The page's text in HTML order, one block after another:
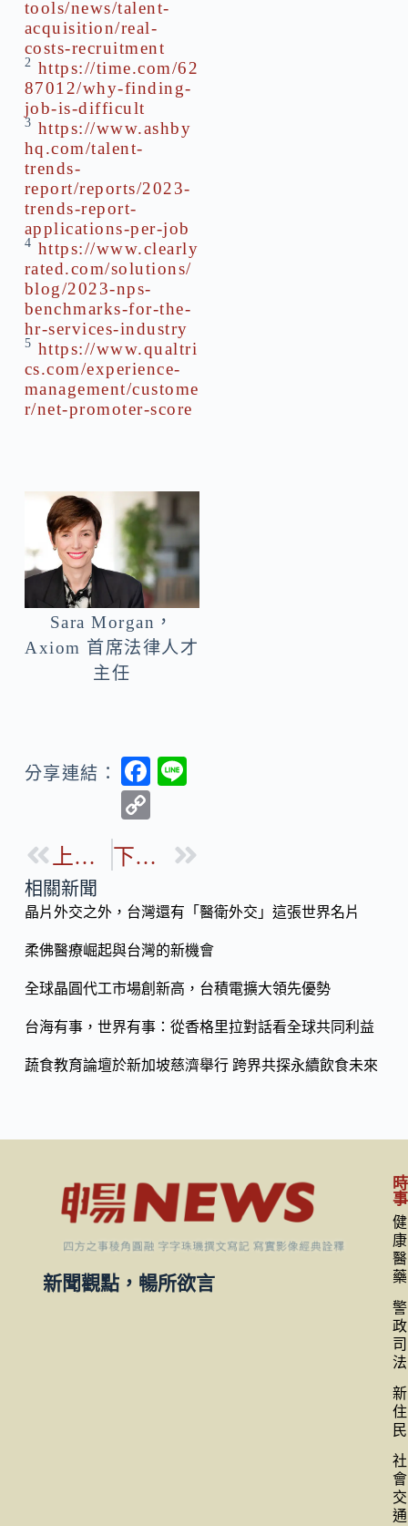
tools/news/talent-
acquisition/real-
costs-recruitment
2 https://time.com/62
87012/why-finding-
job-is-difficult
3 https://www.ashby
hq.com/talent-
trends-
report/reports/2023-
trends-report-
applications-per-job
4 https://www.clearly
rated.com/solutions/
blog/2023-nps-
benchmarks-for-the-
hr-services-industry
5 https://www.qualtri
cs.com/experience-
management/custome
r/net-promoter-score
Sara Morgan，
Axiom 首席法律人才
主任
分享連結：
F
b
o
k
p
Li
n
k
上一篇 下一篇
相關新聞
晶片外交之外，台灣還有「醫衛外交」這張世界名片
柔佛醫療崛起與台灣的新機會
全球晶圓代工市場創新高，台積電擴大領先優勢
台海有事，世界有事：從香格里拉對話看全球共同利益
蔬食教育論壇於新加坡慈濟舉行 跨界共探永續飲食未來
新聞觀點，暢所欲言
時
事
健
康
醫
藥
警
政
司
法
新
住
民
社
會
交
通